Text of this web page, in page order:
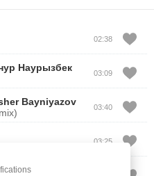
02:38
Наурызбек
03:09
Bayniyazov
03:40
03:25
Bayniyazov